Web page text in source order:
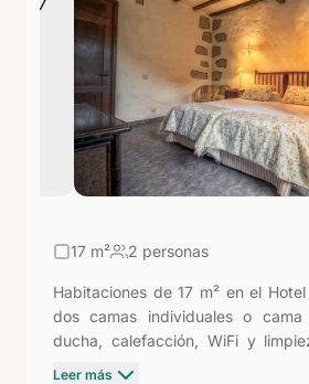
17 m² 2 personas
Habitaciones de 17 m² en el
dos camas individuales o
ducha, calefacción, WiFi y
intermedio entre la Básica y la
Leer más